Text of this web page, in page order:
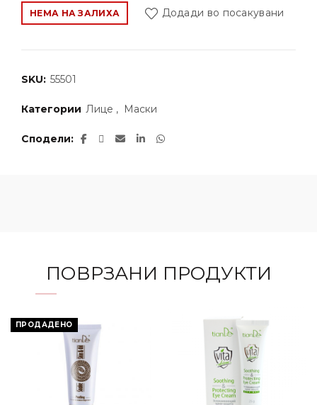
НЕМА НА ЗАЛИХА Додади во посакувани
SKU: 55501
Категории Лице , Маски
Сподели
ПОВРЗАНИ ПРОДУКТИ
ПРОДАДЕНО